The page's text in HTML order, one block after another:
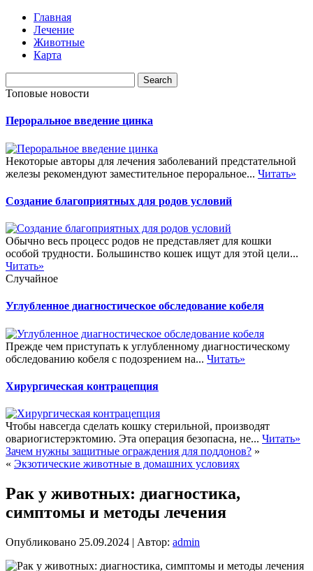
Главная
Лечение
Животные
Карта
Топовые новости
Пероральное введение цинка
Некоторые авторы для лечения заболеваний предстательной
железы рекомендуют заместительное пероральное... Читать»
Создание благоприятных для родов условий
Обычно весь процесс родов не представляет для кошки
особой трудности. Большинство кошек ищут для этой цели...
Читать»
Случайное
Углубленное диагностическое обследование кобеля
Прежде чем приступать к углубленному диагностическому
обследованию кобеля с подозрением на... Читать»
Хирургическая контрацепция
Чтобы навсегда сделать кошку стерильной, производят
овариогистерэктомию. Эта операция безопасна, не... Читать»
Зачем нужны защитные ограждения для поддонов? »
« Экзотические животные в домашних условиях
Рак у животных: диагностика,
симптомы и методы лечения
Опубликовано 25.09.2024 | Автор: admin